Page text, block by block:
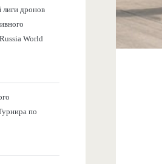
лиги дронов
World
по